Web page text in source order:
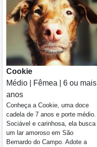
Cookie
Médio | Fêmea | 6 ou mais
anos
Conheça a Cookie, uma doce
cadela de 7 anos e porte médio.
Sociável e carinhosa, ela busca
um lar amoroso em São
Bernardo do Campo. Adote a